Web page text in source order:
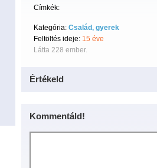
Címkék:
Kategória: Család, gyerek
Feltöltés ideje: 15 éve
Látta 228 ember.
Értékeld
Kommentáld!